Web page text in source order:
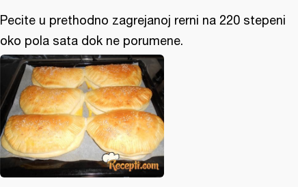
Pecite u prethodno zagrejanoj rerni na 220 stepeni
oko pola sata dok ne porumene.